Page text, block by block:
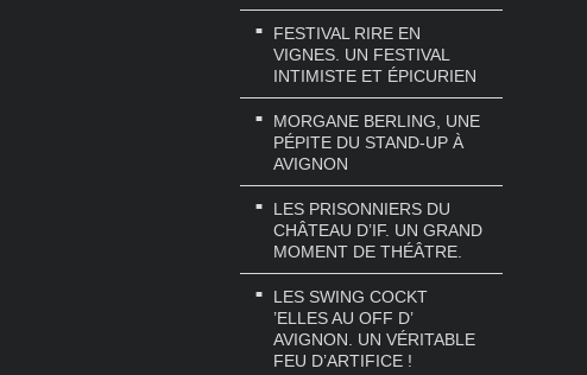
FESTIVAL RIRE EN
VIGNES. UN FESTIVAL
INTIMISTE ET ÉPICURIEN
MORGANE BERLING, UNE
PÉPITE DU STAND-UP À
AVIGNON
LES PRISONNIERS DU
CHÂTEAU D’IF. UN GRAND
MOMENT DE THÉÂTRE.
LES SWING COCKT
’ELLES AU OFF D’
AVIGNON. UN VÉRITABLE
FEU D’ARTIFICE !